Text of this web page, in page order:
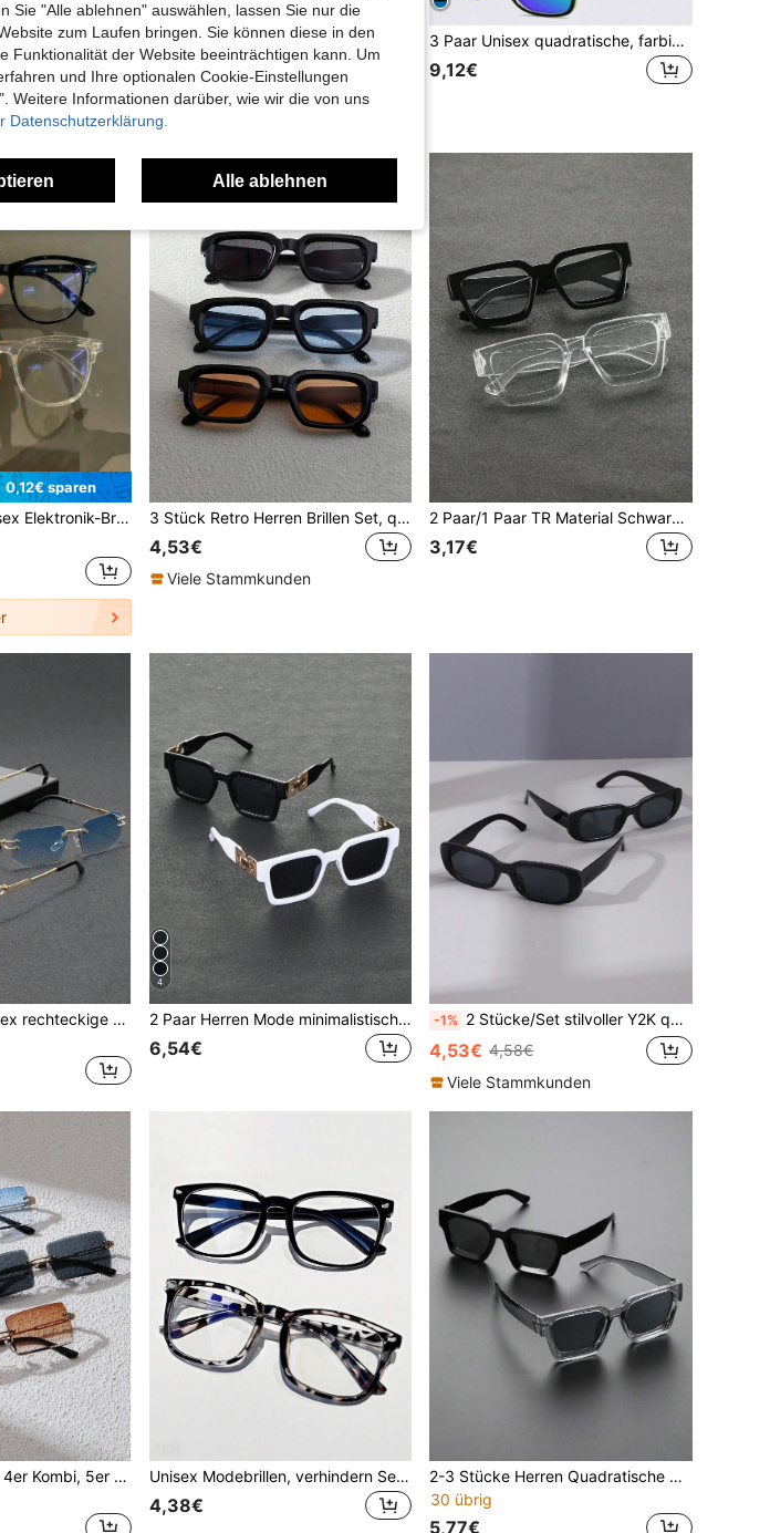
3-teiliges modisches Sportbrillen Set, retro quadratische Fahrrad-, Angel- und modische Brille mit verspiegelten eisblau getönten Gläsern für Sommer, Strand, Outdoor und Reisen
Brillensets
Brillensets
Brillensets
Brillensets
5,58€
3 Paar Unisex quadratische, farbige dekorative Brillen, modisch für den Alltag, Sport, Autofahren usw.
9,12€
0,12€ sparen
durch TV- und Computerbildschirme, klare Brillen-Accessoires
3 Stück Retro Herren Brillen Set, quadratischer kleiner Rahmen, geeignet für täglichen Sommer-Gebrauch und Fotografie
4,53€
Viele Stammkunden
2 Paar/1 Paar TR Material Schwarz und Transparent Grau Geometrisches Muster Vollrahmen Herrenbrille, geeignet für den Alltag, Büro, Musikfestival, Verabredungen und verschiedene Gesichtsformen.
3,17€
3-teiliges Set Unisex rechteckige randlose Mode-Metallbrillen, hochwertige Brillen, geeignet für internationale Modewochen und den Alltag,
4
2 Paar Herren Mode minimalistische moderne Brillensets, geeignet für Autofahren, Camping, Angeln, Alltag, Straßenfotografie und auch ideal als Accessoire für Strandurlaub und Sommerreisen
6,54€
-1% 2 Stücke/Set stilvoller Y2K quadratischer Rahmen, süße tägliche vintage Sportmode modische Brillen Accessoires für Strand, Outdoor, Reisen
4,53€ 4,58€
Viele Stammkunden
1 Paar, 3er Kombi, 4er Kombi, 5er Kombi, 7 Paar unisex rechteckige klassische randlose Luxus Modebrillen, für den täglichen Gebrauch und als Outdoor-Reise-Accessoires
Unisex Modebrillen, verhindern Sehermüdung, geeignet für Computer, TV, Gaming und Smartphone Nutzung, transparente Gläser, stilvolle Schutzbrillen für die Augen
4,38€
2-3 Stücke Herren Quadratische Kunststoffrahmen Modische Klassische Brillen für Outdoor, Alltag, Urlaub, Autofahren, Bekleidungszubehör
30 übrig
5,77€
Sie "Alle ablehnen" auswählen, lassen Sie nur die
zum Laufen bringen. Sie können diese in den
Funktionalität der Website beeinträchtigen kann. Um
und Ihre optionalen Cookie-Einstellungen
Weitere Informationen darüber, wie wir die von uns
Datenschutzerklärung.
Alle ablehnen